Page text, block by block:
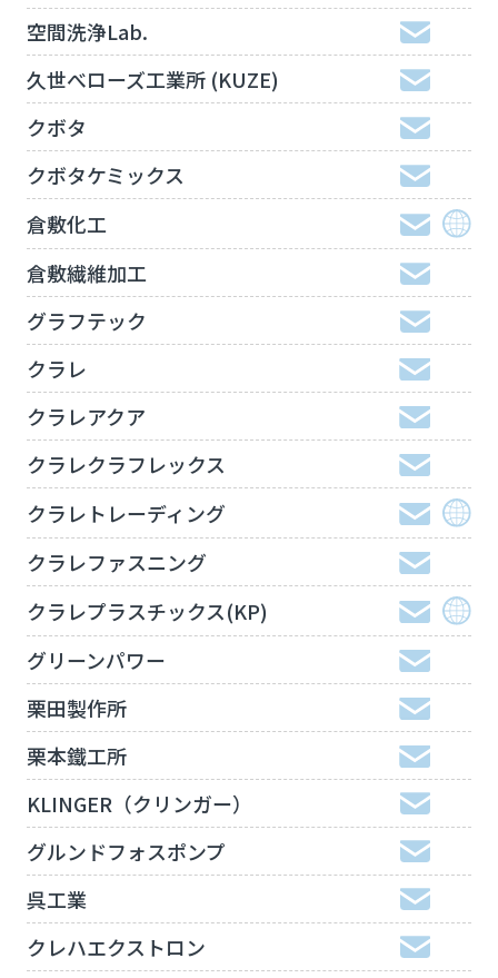
空間洗浄Lab.
久世べローズ工業所 (KUZE)
クボタ
クボタケミックス
倉敷化工
倉敷繊維加工
グラフテック
クラレ
クラレアクア
クラレクラフレックス
クラレトレーディング
クラレファスニング
クラレプラスチックス(KP)
グリーンパワー
栗田製作所
栗本鐵工所
KLINGER（クリンガー）
グルンドフォスポンプ
呉工業
クレハエクストロン